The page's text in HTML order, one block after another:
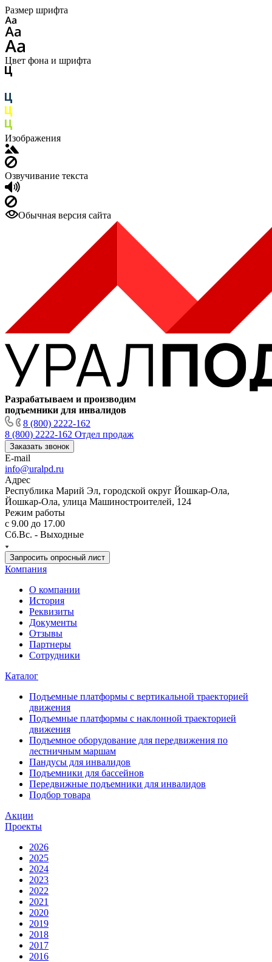
Размер шрифта
Цвет фона и шрифта
Изображения
Озвучивание текста
Обычная версия сайта
Разрабатываем и производим
подъемники для инвалидов
8 (800) 2222-162
8 (800) 2222-162 Отдел продаж
Заказать звонок
E-mail
info@uralpd.ru
Адрес
Республика Марий Эл, городской округ Йошкар-Ола,
Йошкар-Ола, улица Машиностроителей, 124
Режим работы
с 9.00 до 17.00
Сб.Вс. - Выходные
Запросить опросный лист
Компания
О компании
История
Реквизиты
Документы
Отзывы
Партнеры
Сотрудники
Каталог
Подъемные платформы с вертикальной траекторией
движения
Подъемные платформы с наклонной траекторией
движения
Подъемное оборудование для передвижения по
лестничным маршам
Пандусы для инвалидов
Подъемники для бассейнов
Передвижные подъемники для инвалидов
Подбор товара
Акции
Проекты
2026
2025
2024
2023
2022
2021
2020
2019
2018
2017
2016